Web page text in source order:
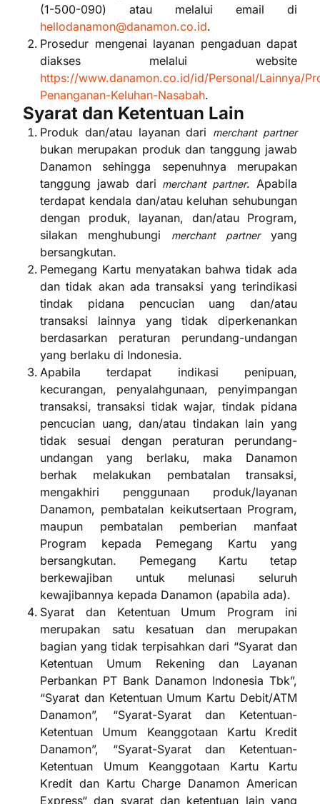
(1-500-090) atau melalui email di
hellodanamon@danamon.co.id.
Prosedur mengenai layanan pengaduan dapat
diakses melalui website
https://www.danamon.co.id/id/Personal/Lainnya/
Penanganan-Keluhan-Nasabah.
Syarat dan Ketentuan Lain
Produk dan/atau layanan dari merchant partner
bukan merupakan produk dan tanggung jawab
Danamon sehingga sepenuhnya merupakan
tanggung jawab dari merchant partner. Apabila
terdapat kendala dan/atau keluhan sehubungan
dengan produk, layanan, dan/atau Program,
silakan menghubungi
merchant partneryang
bersangkutan.
Pemegang Kartu menyatakan bahwa tidak ada
dan tidak akan ada transaksi yang terindikasi
tindak pidana pencucian uang dan/atau
transaksi lainnya yang tidak diperkenankan
berdasarkan peraturan perundang-undangan
yang berlaku di Indonesia.
Apabila terdapat indikasi penipuan,
kecurangan, penyalahgunaan, penyimpangan
transaksi, transaksi tidak wajar, tindak pidana
pencucian uang, dan/atau tindakan lain yang
tidak sesuai dengan peraturan perundang-
undangan yang berlaku, maka Danamon
berhak melakukan pembatalan transaksi,
mengakhiri penggunaan produk/layanan
Danamon, pembatalan keikutsertaan Program,
maupun pembatalan pemberian manfaat
Program kepada Pemegang Kartu yang
bersangkutan. Pemegang Kartu tetap
berkewajiban untuk melunasi seluruh
kewajibannya kepada Danamon (apabila ada).
Syarat dan Ketentuan Umum Program ini
merupakan satu kesatuan dan merupakan
bagian yang tidak terpisahkan dari “Syarat dan
Ketentuan Umum Rekening dan Layanan
Perbankan PT Bank Danamon Indonesia Tbk”,
“Syarat dan Ketentuan Umum Kartu Debit/ATM
Danamon”, “Syarat-Syarat dan Ketentuan-
Ketentuan Umum Keanggotaan Kartu Kredit
Danamon”, “Syarat-Syarat dan Ketentuan-
Ketentuan Umum Keanggotaan Kartu Kartu
Kredit dan Kartu Charge Danamon American
Express“ dan syarat dan ketentuan lain yang